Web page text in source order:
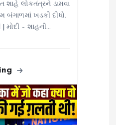
શાહે લોકતંત્રને ડામવા
બંગાળમાં ખડકી દીધો.
મોદી – શાહની…